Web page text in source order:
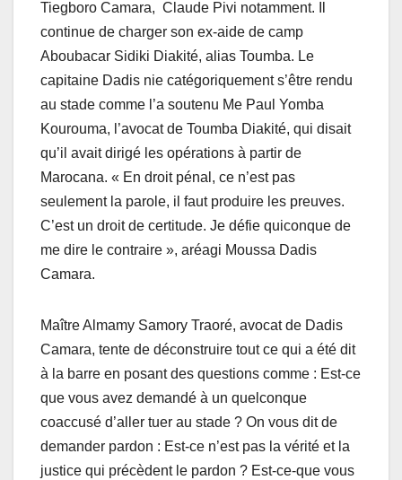
Tiegboro Camara, Claude Pivi notamment. Il
continue de charger son ex-aide de camp
Aboubacar Sidiki Diakité, alias Toumba. Le
capitaine Dadis nie catégoriquement s’être rendu
au stade comme l’a soutenu Me Paul Yomba
Kourouma, l’avocat de Toumba Diakité, qui disait
qu’il avait dirigé les opérations à partir de
Marocana. « En droit pénal, ce n’est pas
seulement la parole, il faut produire les preuves.
C’est un droit de certitude. Je défie quiconque de
me dire le contraire », aréagi Moussa Dadis
Camara.
Maître Almamy Samory Traoré, avocat de Dadis
Camara, tente de déconstruire tout ce qui a été dit
à la barre en posant des questions comme : Est-ce
que vous avez demandé à un quelconque
coaccusé d’aller tuer au stade ? On vous dit de
demander pardon : Est-ce n’est pas la vérité et la
justice qui précèdent le pardon ? Est-ce-que vous